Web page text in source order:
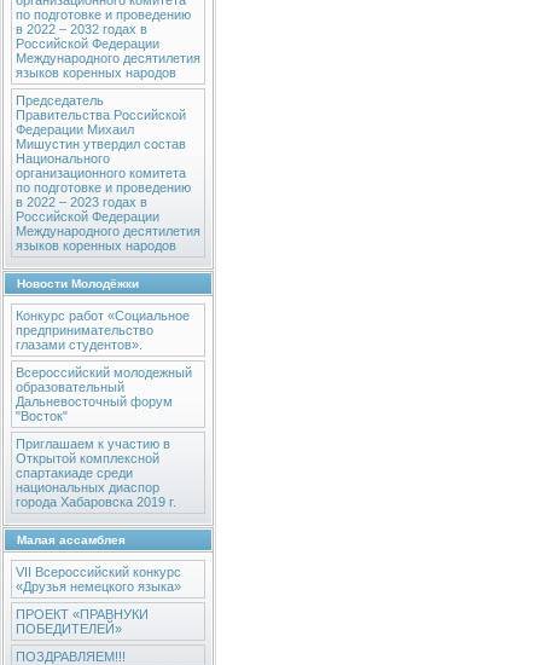
по подготовке и проведению
в 2022 – 2032 годах в
Российской Федерации
Международного десятилетия
языков коренных народов
Председатель
Правительства Российской
Федерации Михаил
Мишустин утвердил состав
Национального
организационного комитета
по подготовке и проведению
в 2022 – 2023 годах в
Российской Федерации
Международного десятилетия
языков коренных народов
Новости Молодёжки
Конкурс работ «Социальное
предпринимательство
глазами студентов».
Всероссийский молодежный
образовательный
Дальневосточный форум
"Восток"
Приглашаем к участию в
Открытой комплексной
спартакиаде среди
национальных диаспор
города Хабаровска 2019 г.
Малая ассамблея
VII Всероссийский конкурс
«Друзья немецкого языка»
ПРОЕКТ «ПРАВНУКИ
ПОБЕДИТЕЛЕЙ»
ПОЗДРАВЛЯЕМ!!!